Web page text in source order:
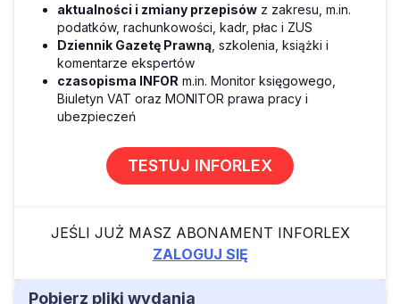
aktualności i zmiany przepisów z zakresu, m.in.
podatków, rachunkowości, kadr, płac i ZUS
Dziennik Gazetę Prawną , szkolenia, książki i
komentarze ekspertów
czasopisma INFOR m.in. Monitor księgowego,
Biuletyn VAT oraz MONITOR prawa pracy i
ubezpieczeń
TESTUJ INFORLEX
JEŚLI JUŻ MASZ ABONAMENT INFORLEX
ZALOGUJ SIĘ
Pobierz pliki wydania